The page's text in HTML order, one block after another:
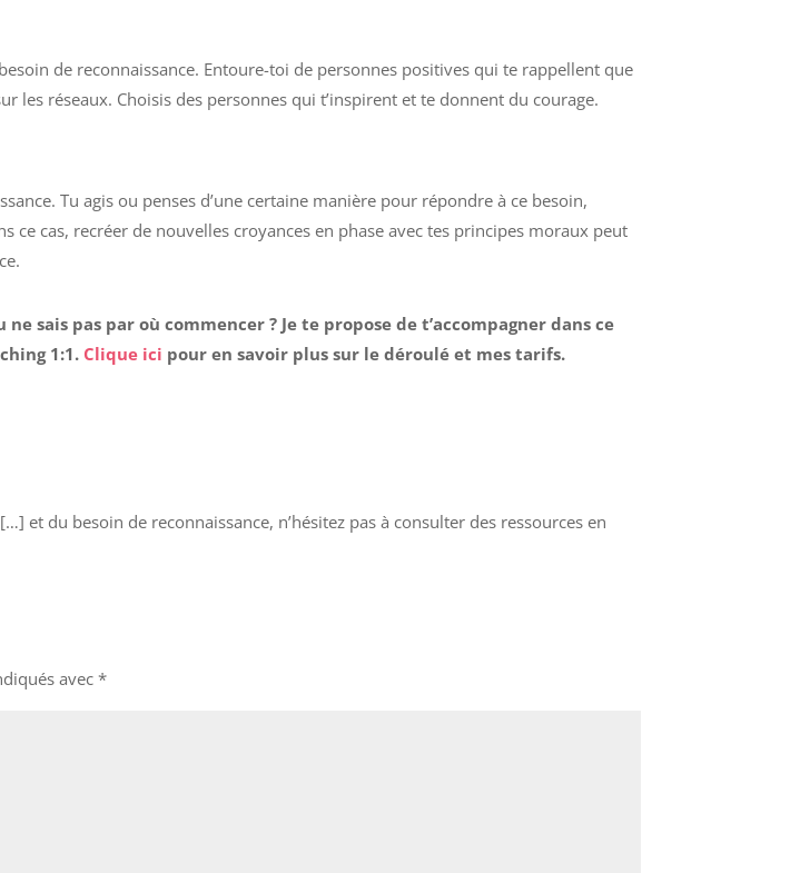
de reconnaissance. Entoure-toi de personnes positives qui te rappellent que
les réseaux. Choisis des personnes qui t’inspirent et te donnent du courage.
Tu agis ou penses d’une certaine manière pour répondre à ce besoin,
ce cas, recréer de nouvelles croyances en phase avec tes principes moraux peut
sais pas par où commencer ? Je te propose de t’accompagner dans ce
1:1. Clique ici pour en savoir plus sur le déroulé et mes tarifs.
et du besoin de reconnaissance, n’hésitez pas à consulter des ressources en
avec*